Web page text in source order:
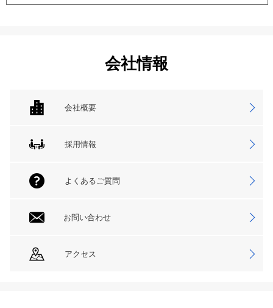
会社情報
会社概要
採用情報
よくあるご質問
お問い合わせ
アクセス